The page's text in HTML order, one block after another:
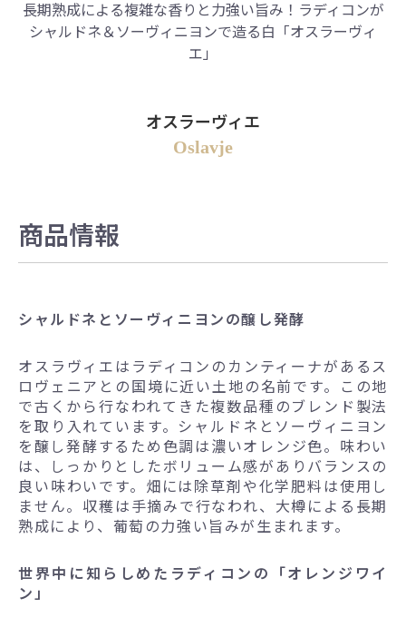
長期熟成による複雑な香りと力強い旨み！ ラディコンが
シャルドネ＆ソーヴィニヨンで造る白「オスラーヴィ
エ」
オスラーヴィエ
Oslavje
商品情報
シャルドネとソーヴィニヨンの醸し発酵
オスラヴィエはラディコンのカンティーナがあるス
ロヴェニアとの国境に近い土地の名前です。この地
で古くから行なわれてきた複数品種のブレンド製法
を取り入れています。シャルドネとソーヴィニヨン
を醸し発酵するため色調は濃いオレンジ色。味わい
は、しっかりとしたボリューム感がありバランスの
良い味わいです。畑には除草剤や化学肥料は使用し
ません。収穫は手摘みで行なわれ、大樽による長期
熟成により、葡萄の力強い旨みが生まれます。
世界中に知らしめたラディコンの「オレンジワイ
ン」